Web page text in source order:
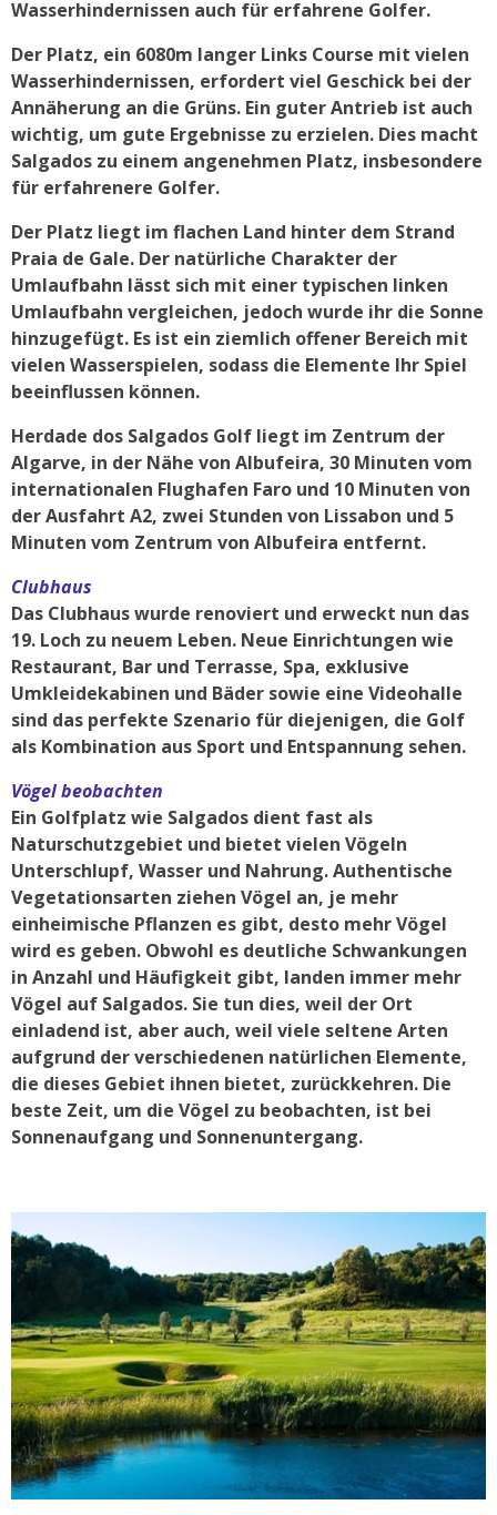
Wasserhindernissen auch für erfahrene Golfer.
Der Platz, ein 6080m langer Links Course mit vielen
Wasserhindernissen, erfordert viel Geschick bei der
Annäherung an die Grüns. Ein guter Antrieb ist auch
wichtig, um gute Ergebnisse zu erzielen. Dies macht
Salgados zu einem angenehmen Platz, insbesondere
für erfahrenere Golfer.
Der Platz liegt im flachen Land hinter dem Strand
Praia de Gale. Der natürliche Charakter der
Umlaufbahn lässt sich mit einer typischen linken
Umlaufbahn vergleichen, jedoch wurde ihr die Sonne
hinzugefügt. Es ist ein ziemlich offener Bereich mit
vielen Wasserspielen, sodass die Elemente Ihr Spiel
beeinflussen können.
Herdade dos Salgados Golf liegt im Zentrum der
Algarve, in der Nähe von Albufeira, 30 Minuten vom
internationalen Flughafen Faro und 10 Minuten von
der Ausfahrt A2, zwei Stunden von Lissabon und 5
Minuten vom Zentrum von Albufeira entfernt.
Clubhaus
Das Clubhaus wurde renoviert und erweckt nun das
19. Loch zu neuem Leben. Neue Einrichtungen wie
Restaurant, Bar und Terrasse, Spa, exklusive
Umkleidekabinen und Bäder sowie eine Videohalle
sind das perfekte Szenario für diejenigen, die Golf
als Kombination aus Sport und Entspannung sehen.
Vögel beobachten
Ein Golfplatz wie Salgados dient fast als
Naturschutzgebiet und bietet vielen Vögeln
Unterschlupf, Wasser und Nahrung. Authentische
Vegetationsarten ziehen Vögel an, je mehr
einheimische Pflanzen es gibt, desto mehr Vögel
wird es geben. Obwohl es deutliche Schwankungen
in Anzahl und Häufigkeit gibt, landen immer mehr
Vögel auf Salgados. Sie tun dies, weil der Ort
einladend ist, aber auch, weil viele seltene Arten
aufgrund der verschiedenen natürlichen Elemente,
die dieses Gebiet ihnen bietet, zurückkehren. Die
beste Zeit, um die Vögel zu beobachten, ist bei
Sonnenaufgang und Sonnenuntergang.